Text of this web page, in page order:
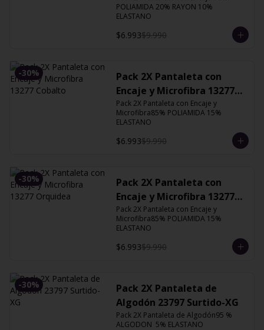
POLIAMIDA 20% RAYON 10%
ELASTANO
$6.993$9.990
-30%
Pack 2X Pantaleta con
Encaje y Microfibra 13277
Cobalto
Pack 2X Pantaleta con Encaje y
Microfibra85% POLIAMIDA 15%
ELASTANO
$6.993$9.990
-30%
Pack 2X Pantaleta con
Encaje y Microfibra 13277
Orquidea
Pack 2X Pantaleta con Encaje y
Microfibra85% POLIAMIDA 15%
ELASTANO
$6.993$9.990
-30%
Pack 2X Pantaleta de
Algodón 23797 Surtido-XG
Pack 2X Pantaleta de Algodón95 %
ALGODON  5% ELASTANO